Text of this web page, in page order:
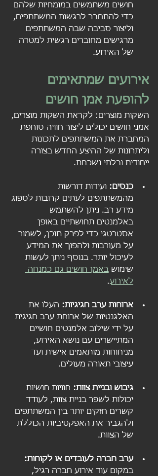
חושים משתמשים במומחיות שלהם
כדי להתחבר לרגשות המשתתפים,
וליצור סביבה שבה המשתתפים
מרגישים מחוברים רגשית למטרה
של האירוע.
אירועים שמתאימים
להופעת אמן חושים
השקות מוצרים: לקראת השקות מוצרים,
אמני חושים יכולים ליצור חוויה סוחפת
המחברת את המשתתפים לתכונות
וליתרונות של ההיצע החדש בצורה
ייחודית ובלתי נשכחת.
כנסים: ועידות דורשות
מהמשתתפים לעתים קרובות לספוג
מידע רב. ניתן להשתמש
באלמנטים תחושתיים באופן
אסטרטגי כדי לפרק תוכן, לשמור
על מעורבות ולהפוך את המידע
לעיכול יותר. בנוסף ניתן לעשות
שימוש באמן חושים גם כמנחה
לאירוע.
ארוחות ערב חגיגיות: העלו את
האלגנטיות של ארוחת ערב חגיגית
על ידי שילוב אלמנטים חושיים
המתיישרים עם נושא האירוע,
מניחוחות מותאמים אישית ועד
עיצובי תאורה מעולים.
גיבוש ובניית צוות: חוויות חושיות
יכולות לשפר בניית צוות, לעודד
קשרים חזקים יותר בין המשתתפים
ולהגביר את האפקטיביות הכוללת
של הצוות.
ערב חברה לעובדים או לקוחות:
במקום עוד אירוע חברה רגיל,